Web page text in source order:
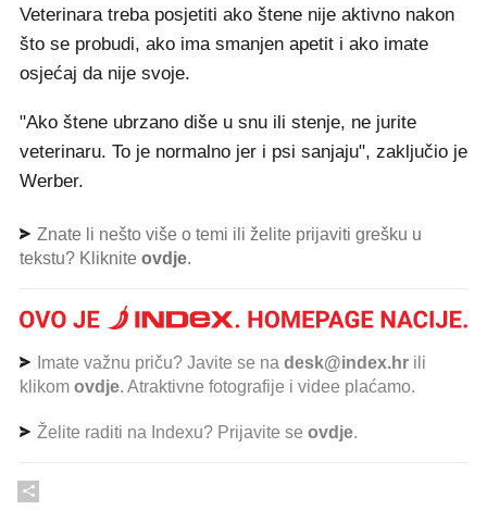
Veterinara treba posjetiti ako štene nije aktivno nakon
što se probudi, ako ima smanjen apetit i ako imate
osjećaj da nije svoje.
"Ako štene ubrzano diše u snu ili stenje, ne jurite
veterinaru. To je normalno jer i psi sanjaju", zaključio je
Werber.
Znate li nešto više o temi ili želite prijaviti grešku u
tekstu? Kliknite ovdje.
Imate važnu priču? Javite se na desk@index.hr ili
klikom ovdje. Atraktivne fotografije i videe plaćamo.
Želite raditi na Indexu? Prijavite se ovdje.